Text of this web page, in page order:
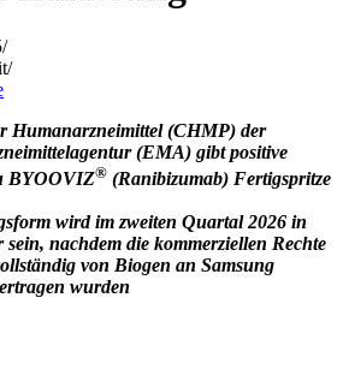
Humanarzneimittel (CHMP) der
(EMA) gibt positive
BYOOVIZ® (Ranibizumab) Fertigspritze
wird im zweiten Quartal 2026 in
nachdem die kommerziellen Rechte
von Biogen an Samsung
wurden